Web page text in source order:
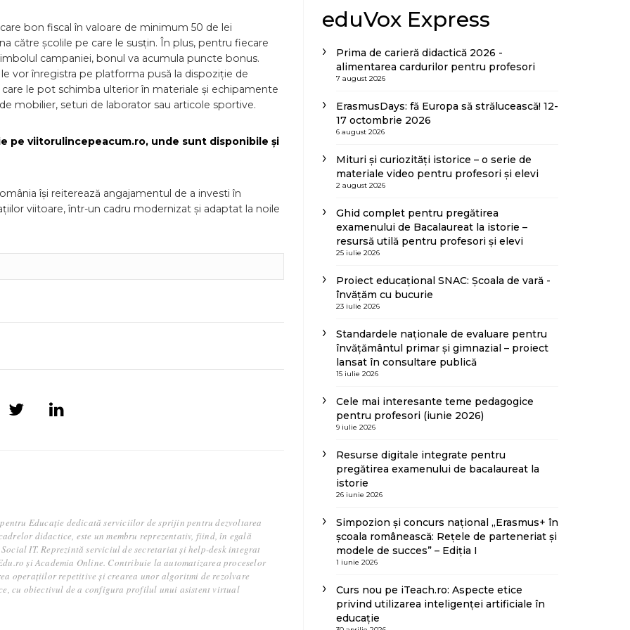
bon fiscal în valoare de minimum 50 de lei
către școlile pe care le susțin. În plus, pentru fiecare
campaniei, bonul va acumula puncte bonus.
vor înregistra pe platforma pusă la dispoziție de
le pot schimba ulterior în materiale și echipamente
mobilier, seturi de laborator sau articole sportive.
pe viitorulincepeacum.ro, unde sunt disponibile și
își reiterează angajamentul de a investi în
viitoare, într-un cadru modernizat și adaptat la noile
Educație dedicată serviciilor de sprijin pentru dezvoltarea
didactice, este un membru reprezentativ, fiind, în egală
IT. Reprezintă serviciul de secretariat și help-desk integrat
și Academia Online. Contribuie la automatizarea proceselor
operațiilor repetitive și crearea unor algoritmi de rezolvare
cu obiectivul de a configura profilul unui asistent virtual
eduVox Express
Prima de carieră didactică 2026 -
alimentarea cardurilor pentru profesori
7 august 2026
ErasmusDays: fă Europa să strălucească! 12-
17 octombrie 2026
6 august 2026
Mituri și curiozități istorice – o serie de
materiale video pentru profesori și elevi
2 august 2026
Ghid complet pentru pregătirea
examenului de Bacalaureat la istorie –
resursă utilă pentru profesori și elevi
25 iulie 2026
Proiect educațional SNAC: Școala de vară -
învățăm cu bucurie
23 iulie 2026
Standardele naționale de evaluare pentru
învățământul primar și gimnazial – proiect
lansat în consultare publică
15 iulie 2026
Cele mai interesante teme pedagogice
pentru profesori (iunie 2026)
9 iulie 2026
Resurse digitale integrate pentru
pregătirea examenului de bacalaureat la
istorie
26 iunie 2026
Simpozion și concurs național „Erasmus+ în
școala românească: Rețele de parteneriat și
modele de succes” – Ediția I
1 iunie 2026
Curs nou pe iTeach.ro: Aspecte etice
privind utilizarea inteligenței artificiale în
educație